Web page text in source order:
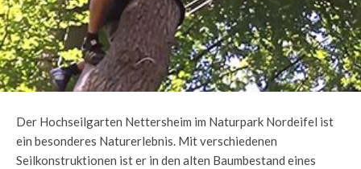
Der Hochseilgarten Nettersheim im Naturpark Nordeifel ist
ein besonderes Naturerlebnis. Mit verschiedenen
Seilkonstruktionen ist er in den alten Baumbestand eines